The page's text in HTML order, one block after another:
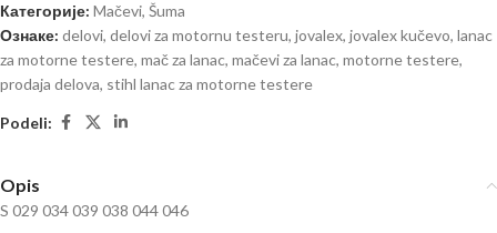
Категорије: Mačevi, Šuma
Ознаке: delovi, delovi za motornu testeru, jovalex, jovalex kučevo, lanac
za motorne testere, mač za lanac, mačevi za lanac, motorne testere,
prodaja delova, stihl lanac za motorne testere
Podeli:
Opis
S 029 034 039 038 044 046